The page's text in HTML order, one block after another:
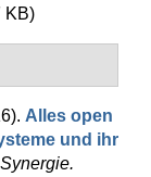
KB)
Alles open
und ihr
Synergie.